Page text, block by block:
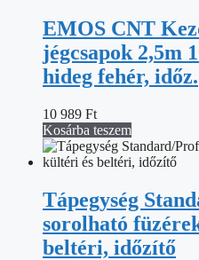
EMOS CNT
jégcsapok 2,5m
hideg fehér, időz.
10 989 Ft
Kosárba teszem
Tápegység
sorolható
beltéri, időzítő